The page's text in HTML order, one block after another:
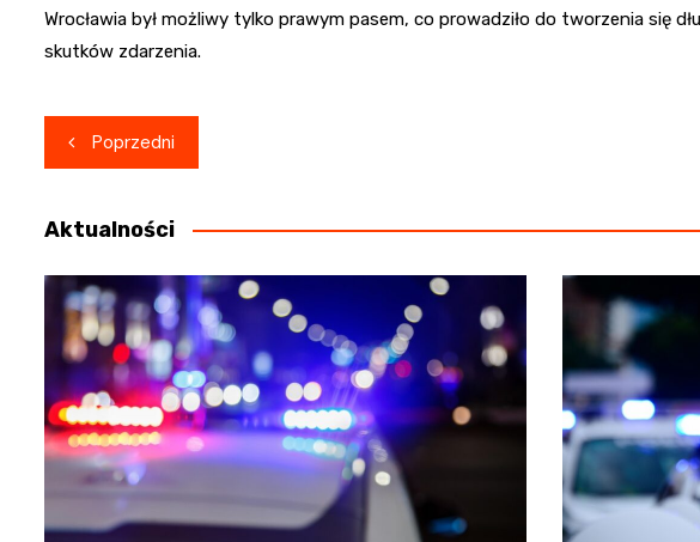
Wrocławia był możliwy tylko prawym pasem, co prowadziło do tworzenia się
skutków zdarzenia.
Nawigacja
wpisu
Poprzedni
Aktualności